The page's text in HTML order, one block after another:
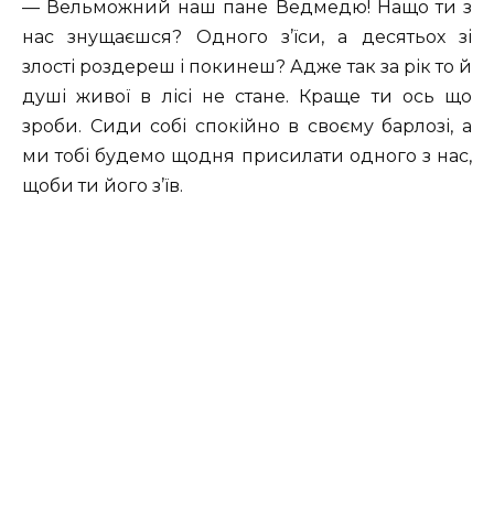
— Вельможний наш пане Ведмедю! Нащо ти з
нас знущаєшся? Одного з’їси, а десятьох зі
злості роздереш і покинеш? Адже так за рік то й
душі живої в лісі не стане. Краще ти ось що
зроби. Сиди собі спокійно в своєму барлозі, а
ми тобі будемо щодня присилати одного з нас,
щоби ти його з’їв.